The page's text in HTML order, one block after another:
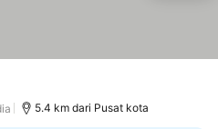
5.4 km dari Pusat kota